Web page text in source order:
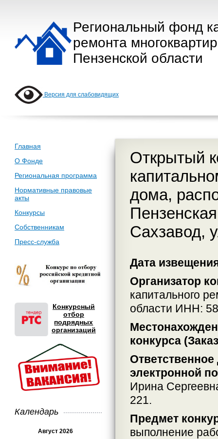
Региональный фонд
ремонта
Пензенской области
Версия для слабовидящих
Главная
О Фонде
Региональная программа
Нормативные правовые
акты
Конкурсы
Собственникам
Пресс-служба
Конкурсный
отбор
подрядных
организаций
Календарь
Август 2026
Открытый
дома,
Сахзавод,
Дата
Организатор
капитального
области ИНН:
конкурса
электронной
Ирина
221.
Предмет
выполнение